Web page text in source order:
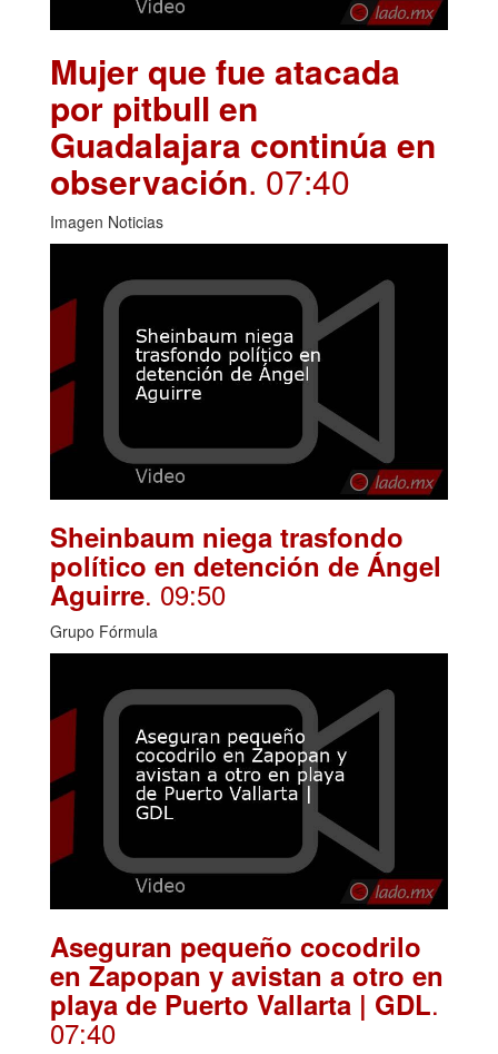
Mujer que fue atacada
por pitbull en
Guadalajara continúa en
observación. 07:40
Imagen Noticias
Sheinbaum niega trasfondo
político en detención de Ángel
Aguirre. 09:50
Grupo Fórmula
Aseguran pequeño cocodrilo
en Zapopan y avistan a otro en
playa de Puerto Vallarta | GDL.
07:40